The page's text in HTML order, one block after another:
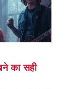
का सही